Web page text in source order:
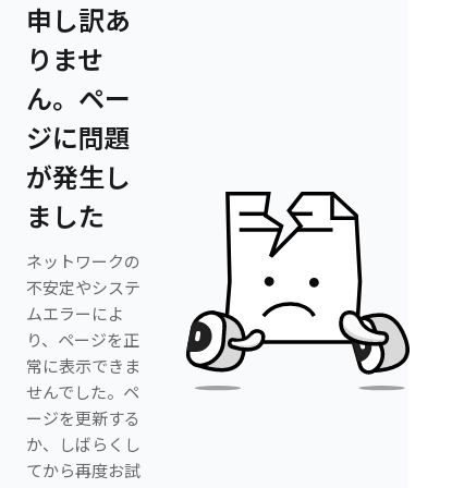
申し訳あ
りませ
ん。ペー
ジに問題
が発生し
ました
ネットワークの
不安定やシステ
ムエラーによ
り、ページを正
常に表示できま
せんでした。ペ
ージを更新する
か、しばらくし
てから再度お試